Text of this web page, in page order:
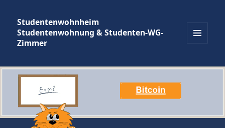
Studentenwohnheim
Studentenwohnung & Studenten-WG-
Zimmer